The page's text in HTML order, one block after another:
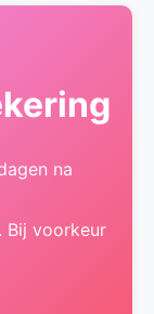
na
Bij voorkeur